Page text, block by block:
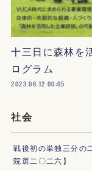
十三日に森林を
ログラム
2023.06.12 00:05
社会
戦後初の単独三分の
院選二〇二六】